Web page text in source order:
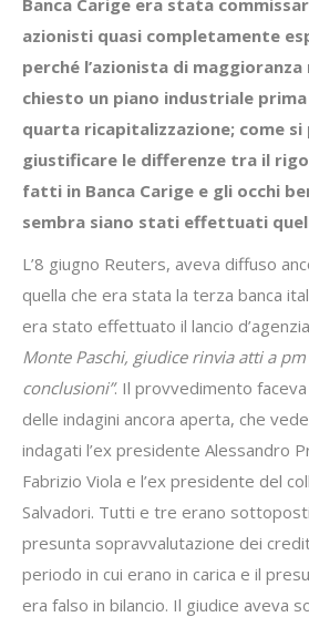
azionisti quasi completamente
perché l’azionista di
chiesto un piano industriale
quarta ricapitalizzazione; come si
giustificare le differenze tra il
fatti in Banca Carige e gli occhi
sembra siano stati effettuati
L’8 giugno Reuters, aveva diffuso
quella che era stata la terza banca
era stato effettuato il lancio
Monte Paschi, giudice rinvia atti a
conclusioni”. Il provvedimento
delle indagini ancora aperta, che
indagati l’ex presidente Alessandro
Fabrizio Viola e l’ex presidente del
Salvadori. Tutti e tre erano
presunta sopravvalutazione dei
periodo in cui erano in carica e il
era falso in bilancio. Il giudice aveva